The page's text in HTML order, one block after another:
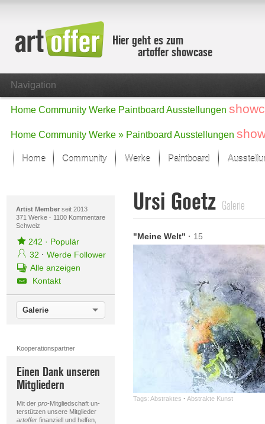
Hier geht es zum
artoffer showcase
Navigation
Home Community Werke Paintboard Ausstellungen
Home Community Werke » Paintboard Ausstellungen
Home Community Werke
Der letzte Monat im Fokus
Alle Fokus-Werke
Fokus-Werke
Neue Werke – Auswahl
Alle neuen Werke
Paintboard
Artist Memberseit 2013
371 Werke · 1100 Kommentare
Schweiz
242 · Populär
32 · Werde Follower
Alle anzeigen
Kontakt
Galerie
Kooperationspartner
Einen Dank unseren
Mitgliedern
Mit der pro-Mitgliedschaft un-
terstützen unsere Mitglieder
artofferfinanziell und helfen,
Ursi Goetz Galerie
"Meine Welt" · 15
Tags: Abstraktes · Abstrakte Kunst